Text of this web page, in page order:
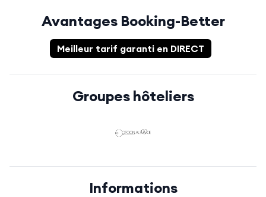
Avantages Booking-Better
Meilleur tarif garanti en DIRECT
Groupes hôteliers
Informations